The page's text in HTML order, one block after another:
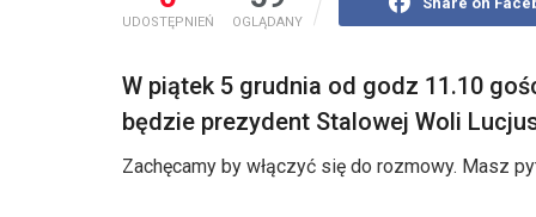
UDOSTĘPNIEŃ OGLĄDANY
W piątek 5 grudnia od godz 11.10
będzie prezydent Stalowej Woli
Zachęcamy by włączyć się do rozmowy. Masz